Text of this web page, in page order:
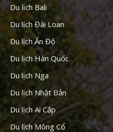
Du lịch Bali
Du lịch Đài Loan
Du lịch Ấn Độ
Du lịch Hàn Quốc
Du lịch Nga
Du lịch Nhật Bản
Du lịch Ai Cập
Du lịch Mông Cổ